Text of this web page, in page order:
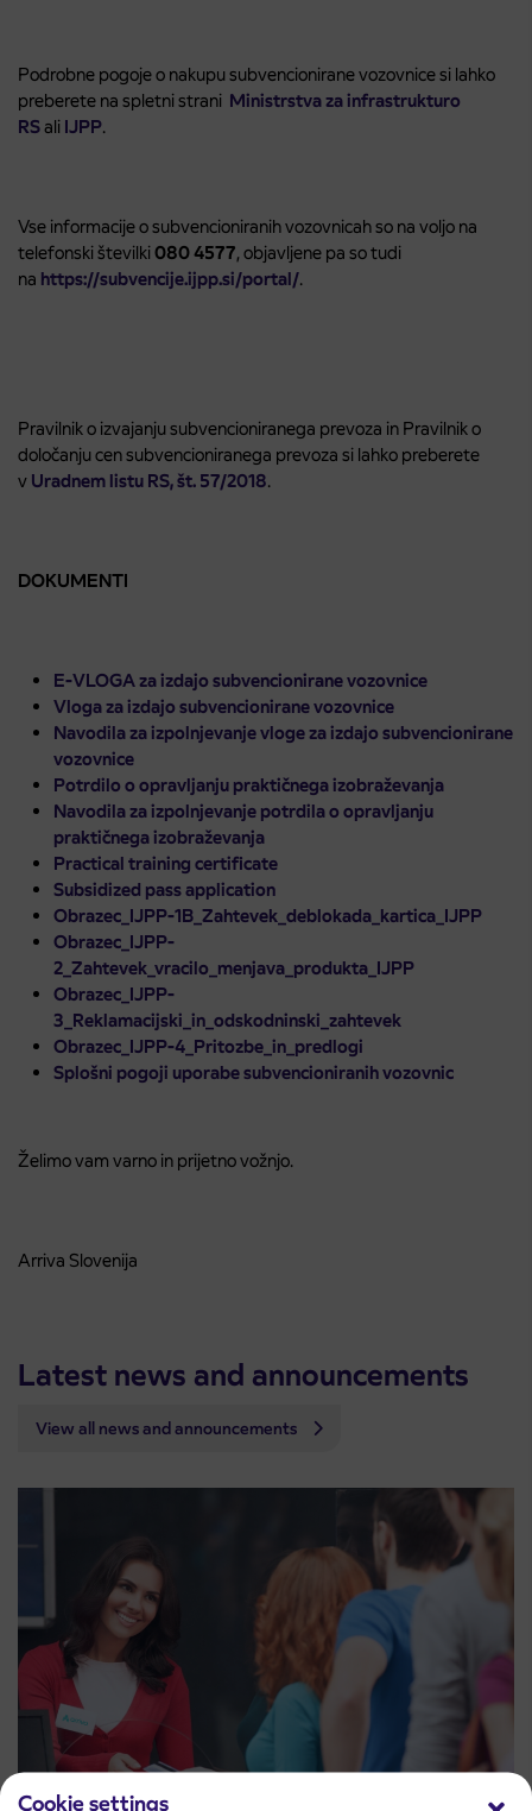
Cookie settings
Podrobne pogoje o nakupu subvencionirane vozovnice si lahko
preberete na spletni strani Ministrstva za infrastrukturo
RSali IJPP.
Vse informacije o subvencioniranih vozovnicah so na voljo na
telefonski številki080 4577, objavljene pa so tudi
na https://subvencije.ijpp.si/portal/.
Pravilnik o izvajanju subvencioniranega prevoza in Pravilnik o
določanju cen subvencioniranega prevoza si lahko preberete
v Uradnem listu RS, št. 57/2018.
DOKUMENTI
E-VLOGA za izdajo subvencionirane vozovnice
Vloga za izdajo subvencionirane vozovnice
Navodila za izpolnjevanje vloge za izdajo subvencionirane
vozovnice
Potrdilo o opravljanju praktičnega izobraževanja
Navodila za izpolnjevanje potrdila o opravljanju
praktičnega izobraževanja
Practical training certificate
Subsidized pass application
Obrazec_IJPP-1B_Zahtevek_deblokada_kartica_IJPP
Obrazec_IJPP-
2_Zahtevek_vracilo_menjava_produkta_IJPP
Obrazec_IJPP-
3_Reklamacijski_in_odskodninski_zahtevek
Obrazec_IJPP-4_Pritozbe_in_predlogi
Splošni pogoji uporabe subvencioniranih vozovnic
Želimo vam varno in prijetno vožnjo.
Arriva Slovenija
Latest news and announcements
View all news and announcements